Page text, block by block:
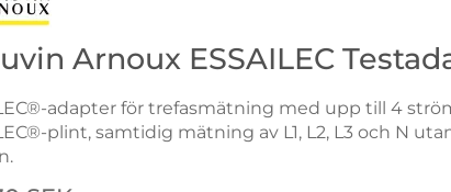
för Chauvin Arnoux
Arnoux ESSAILEC
adapter för trefasmätning med upp till 4
plint, samtidig mätning av L1, L2, L3 och N
denna produkt Chauvin Arnoux ESSAILEC